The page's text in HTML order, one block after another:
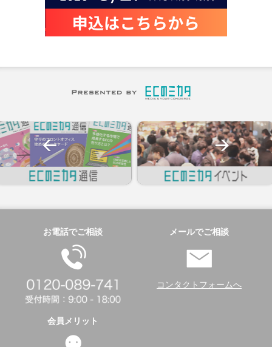
お電話でご相談 メールでご相談
コンタクトフォームへ
会員メリット